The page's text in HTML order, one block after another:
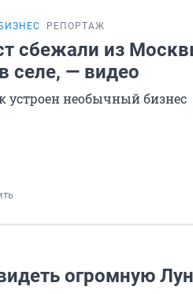
РЕПОРТАЖ
сбежали из
селе, — видео
устроен необычный бизнес
огромную